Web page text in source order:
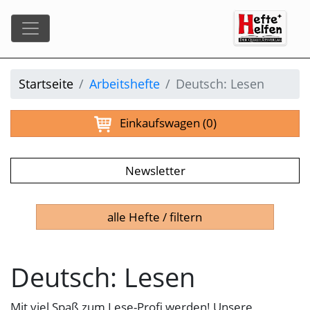
Startseite Arbeitshefte Deutsch: Lesen
Einkaufswagen (0)
Newsletter
alle Hefte / filtern
Deutsch: Lesen